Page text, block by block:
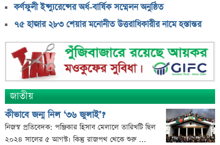
০৬ আগস্ট লেনদেনের শীর্ষ ১০ শেয়ার
০৬ আগস্ট দর পতনের শীর্ষ ১০ শেয়ার
০৬ আগস্ট দর বৃদ্ধির শীর্ষ ১০ শেয়ার
দেশি ৫ মাছে মিলল মাইক্রোপ্লাস্টিক!
শেয়ার দাম অস্বাভাবিক বাড়ায় ডিএসইর সতর্কবার্তা
প্রায় ২ কোটি শেয়ার বিক্রির ঘোষণা
উৎপাদন বন্ধের কারণ জানালো এস আলম কোল্ড রোল্ড স্টিল
ইউরোপে কার্যক্রম সম্প্রসারণে পর্তুগালে প্রথম চালান রপ্তানি
রেনাটার
কর্ণফুলী ইন্স্যুরেন্সের অর্ধ-বার্ষিক সম্মেলন অনুষ্ঠিত
৭৫ হাজার ২৮৩ শেয়ার মনোনীত উত্তরাধিকারীর নামে হস্তান্তর
জাতীয়
কীভাবে জন্ম নিল ‘৩৬ জুলাই’?
নিজস্ব প্রতিবেদক: পঞ্জিকার হিসাব মেলালে তারিখটি ছিল
২০২৪ সালের ৫ আগস্ট। কিন্তু রাজপথ থেকে শুরু ...